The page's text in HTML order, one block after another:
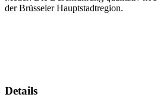
der Brüsseler Hauptstadtregion.
Details